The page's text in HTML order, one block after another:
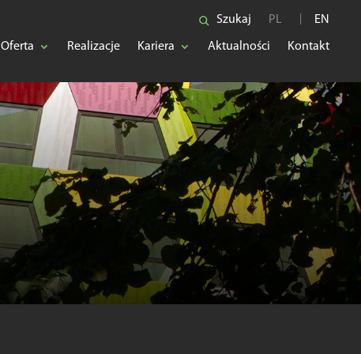
Szukaj PL EN
Oferta Realizacje Kariera Aktualności Kontakt